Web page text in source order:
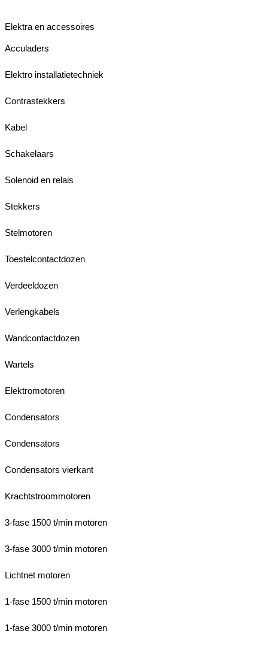
Elektra en accessoires
Acculaders
Elektro installatietechniek
Contrastekkers
Kabel
Schakelaars
Solenoid en relais
Stekkers
Stelmotoren
Toestelcontactdozen
Verdeeldozen
Verlengkabels
Wandcontactdozen
Wartels
Elektromotoren
Condensators
Condensators
Condensators vierkant
Krachtstroommotoren
3-fase 1500 t/min motoren
3-fase 3000 t/min motoren
Lichtnet motoren
1-fase 1500 t/min motoren
1-fase 3000 t/min motoren